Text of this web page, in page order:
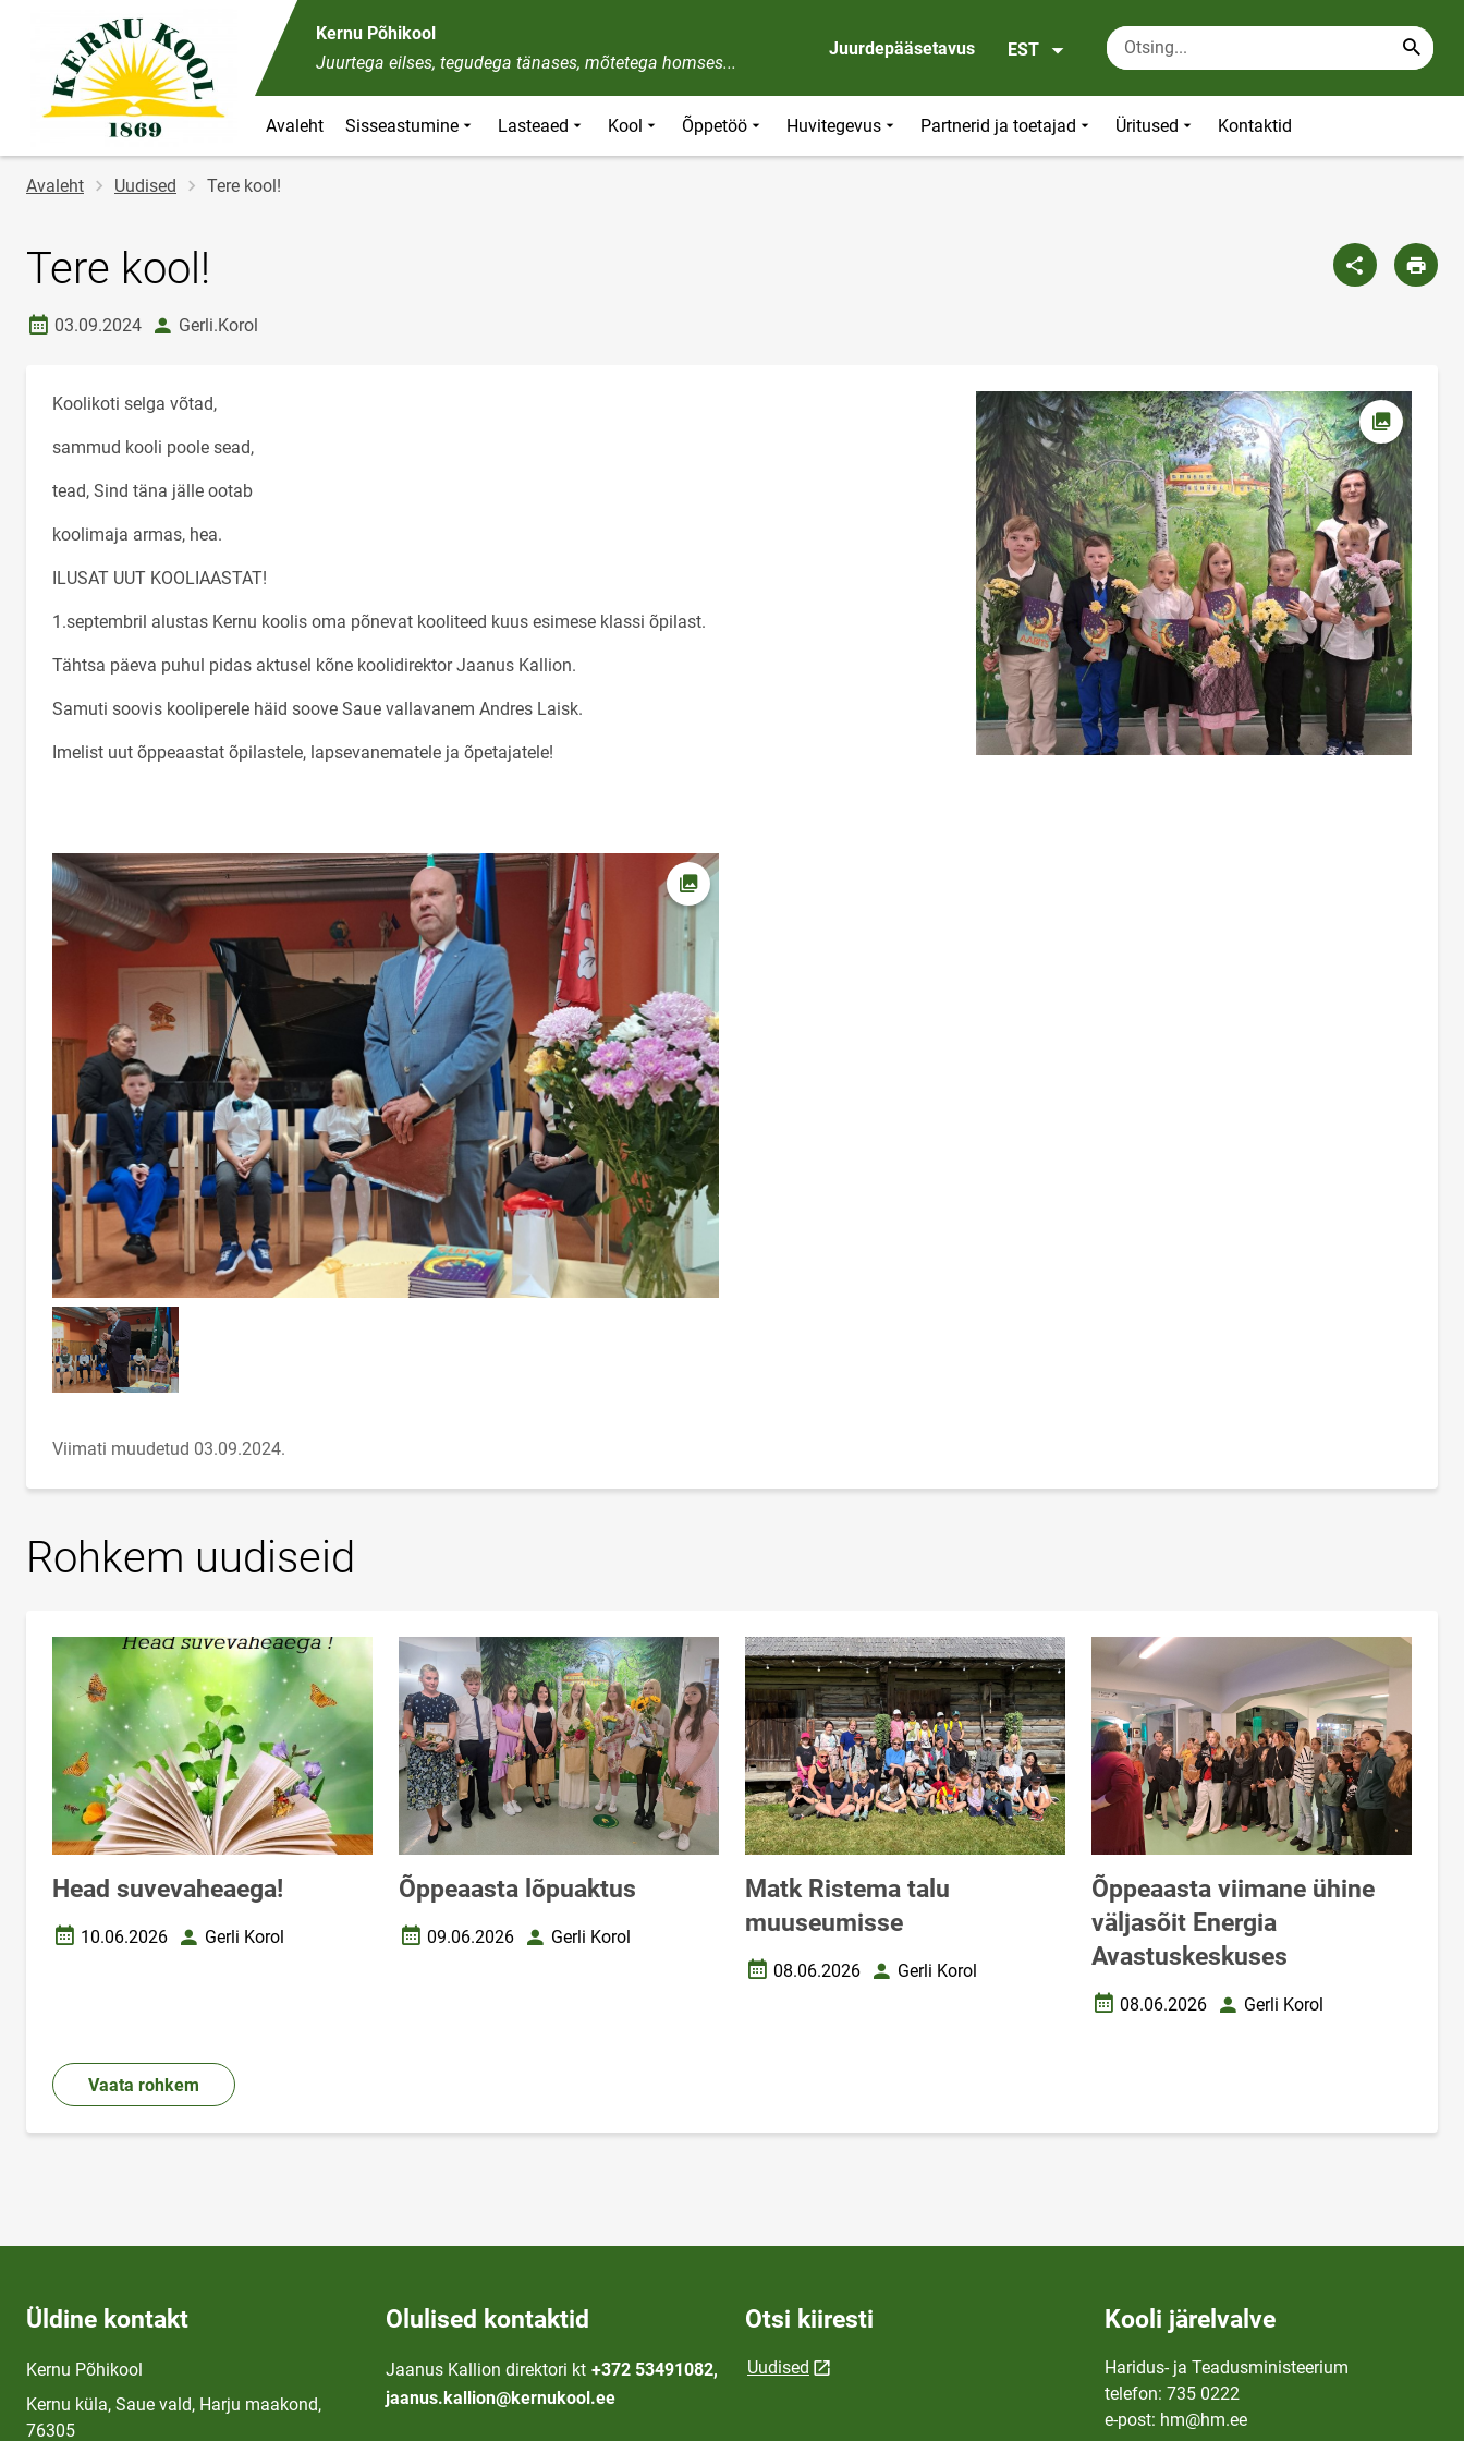
Kernu Põhikool
Juurtega eilses, tegudega tänases, mõtetega homses...
Juurdepääsetavus EST
Avaleht Sisseastumine Lasteaed Kool Õppetöö Huvitegevus Partnerid ja toetajad Üritused Kontaktid
Jälglink
Avaleht Uudised Tere kool!
Tere kool!
Loomise kuupäev
03.09.2024 autorGerli.Korol
Koolikoti selga võtad,
sammud kooli poole sead,
tead, Sind täna jälle ootab
koolimaja armas, hea.
ILUSAT UUT KOOLIAASTAT!
1.septembril alustas Kernu koolis oma põnevat kooliteed kuus esimese klassi õpilast.
Tähtsa päeva puhul pidas aktusel kõne koolidirektor Jaanus Kallion.
Samuti soovis kooliperele häid soove Saue vallavanem Andres Laisk.
Imelist uut õppeaastat õpilastele, lapsevanematele ja õpetajatele!
Ava foto
Ava foto
Viimati muudetud 03.09.2024.
Rohkem uudiseid
Head suvevaheaega!
Loomise kuupäev
10.06.2026 AutorGerli Korol
Õppeaasta lõpuaktus
Loomise kuupäev
09.06.2026 AutorGerli Korol
Matk Ristema talu
muuseumisse
Loomise kuupäev
08.06.2026 AutorGerli Korol
Õppeaasta viimane ühine
väljasõit Energia
Avastuskeskuses
Loomise kuupäev
08.06.2026 AutorGerli Korol
Vaata rohkem
Üldine kontakt
Kernu Põhikool
Kernu küla, Saue vald, Harju maakond,
76305
Olulised kontaktid
Jaanus Kallion direktori kt +372 53491082,
jaanus.kallion@kernukool.ee
Otsi kiiresti
Uudised
Kooli järelvalve
Haridus- ja Teadusministeerium
telefon: 735 0222
e-post: hm@hm.ee